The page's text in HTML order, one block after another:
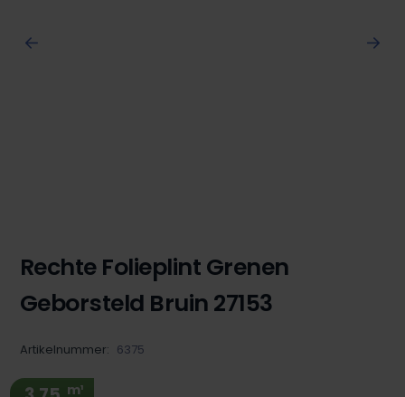
Rechte Folieplint Grenen
Geborsteld Bruin 27153
Artikelnummer: 6375
m¹